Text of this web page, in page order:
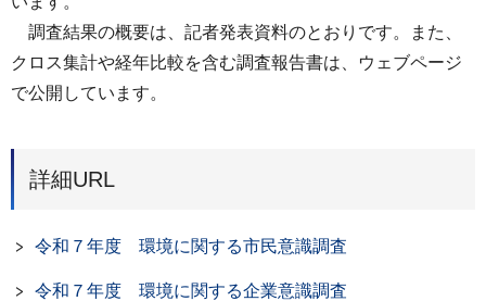
調査結果の概要は、記者発表資料のとおりです。また、
クロス集計や経年比較を含む調査報告書は、ウェブページ
で公開しています。
詳細URL
令和７年度 環境に関する市民意識調査
令和７年度 環境に関する企業意識調査